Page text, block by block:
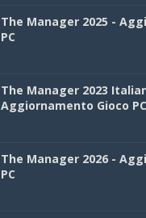
The Manager 2025 -
PC
The Manager 2023
Aggiornamento Gioco PC
The Manager 2026 -
PC